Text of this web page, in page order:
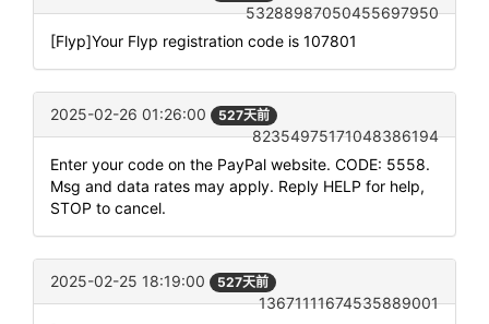
53288987050455697950
[Flyp]Your Flyp registration code is 107801
2025-02-26 01:26:00 527天前
82354975171048386194
Enter your code on the PayPal website. CODE: 5558.
Msg and data rates may apply. Reply HELP for help,
STOP to cancel.
2025-02-25 18:19:00 527天前
13671111674535889001